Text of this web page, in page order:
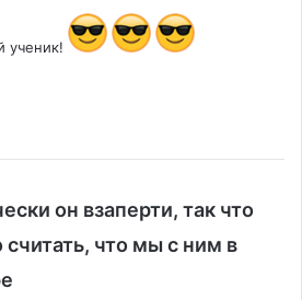
ученик!
он взаперти, так что
что мы с ним в